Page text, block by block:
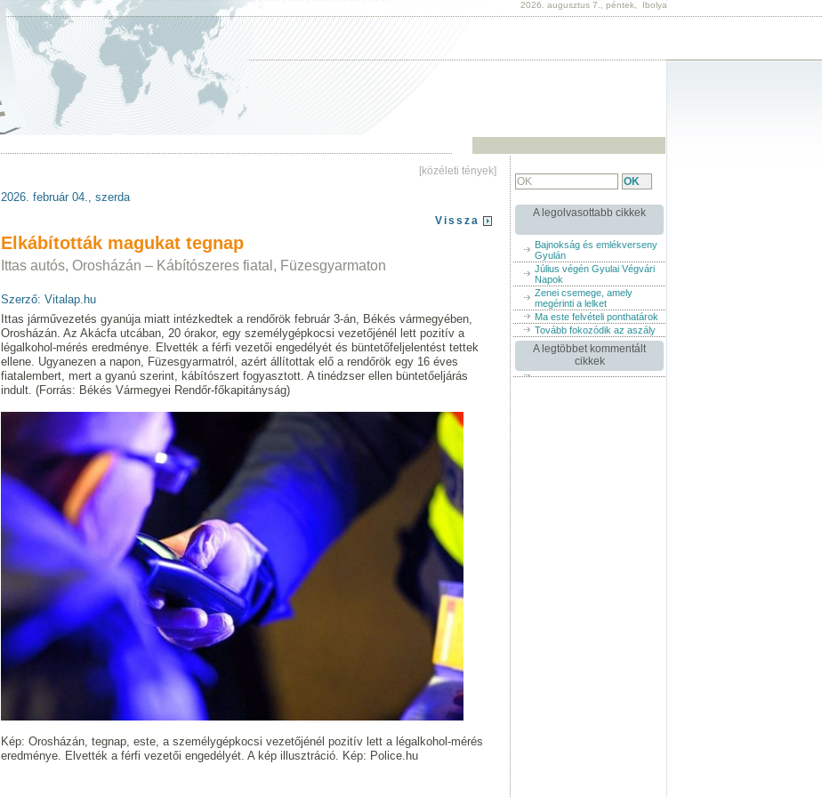
2026. augusztus 7., péntek, Ibolya
[közéleti tények]
2026. február 04., szerda
Vissza
Elkábították magukat tegnap
Ittas autós, Orosházán – Kábítószeres fiatal, Füzesgyarmaton
Szerző: Vitalap.hu
Ittas járművezetés gyanúja miatt intézkedtek a rendőrök február 3-án, Békés vármegyében,
Orosházán. Az Akácfa utcában, 20 órakor, egy személygépkocsi vezetőjénél lett pozitív a
légalkohol-mérés eredménye. Elvették a férfi vezetői engedélyét és büntetőfeljelentést tettek
ellene. Ugyanezen a napon, Füzesgyarmatról, azért állítottak elő a rendőrök egy 16 éves
fiatalembert, mert a gyanú szerint, kábítószert fogyasztott. A tinédzser ellen büntetőeljárás
indult. (Forrás: Békés Vármegyei Rendőr-főkapitányság)
Kép: Orosházán, tegnap, este, a személygépkocsi vezetőjénél pozitív lett a légalkohol-mérés
eredménye. Elvették a férfi vezetői engedélyét. A kép illusztráció. Kép: Police.hu
A legolvasottabb cikkek
Bajnokság és emlékverseny
Gyulán
Július végén Gyulai Végvári
Napok
Zenei csemege, amely
megérinti a lelket
Ma este felvételi ponthatárok
Tovább fokozódik az aszály
A legtöbbet kommentált
cikkek